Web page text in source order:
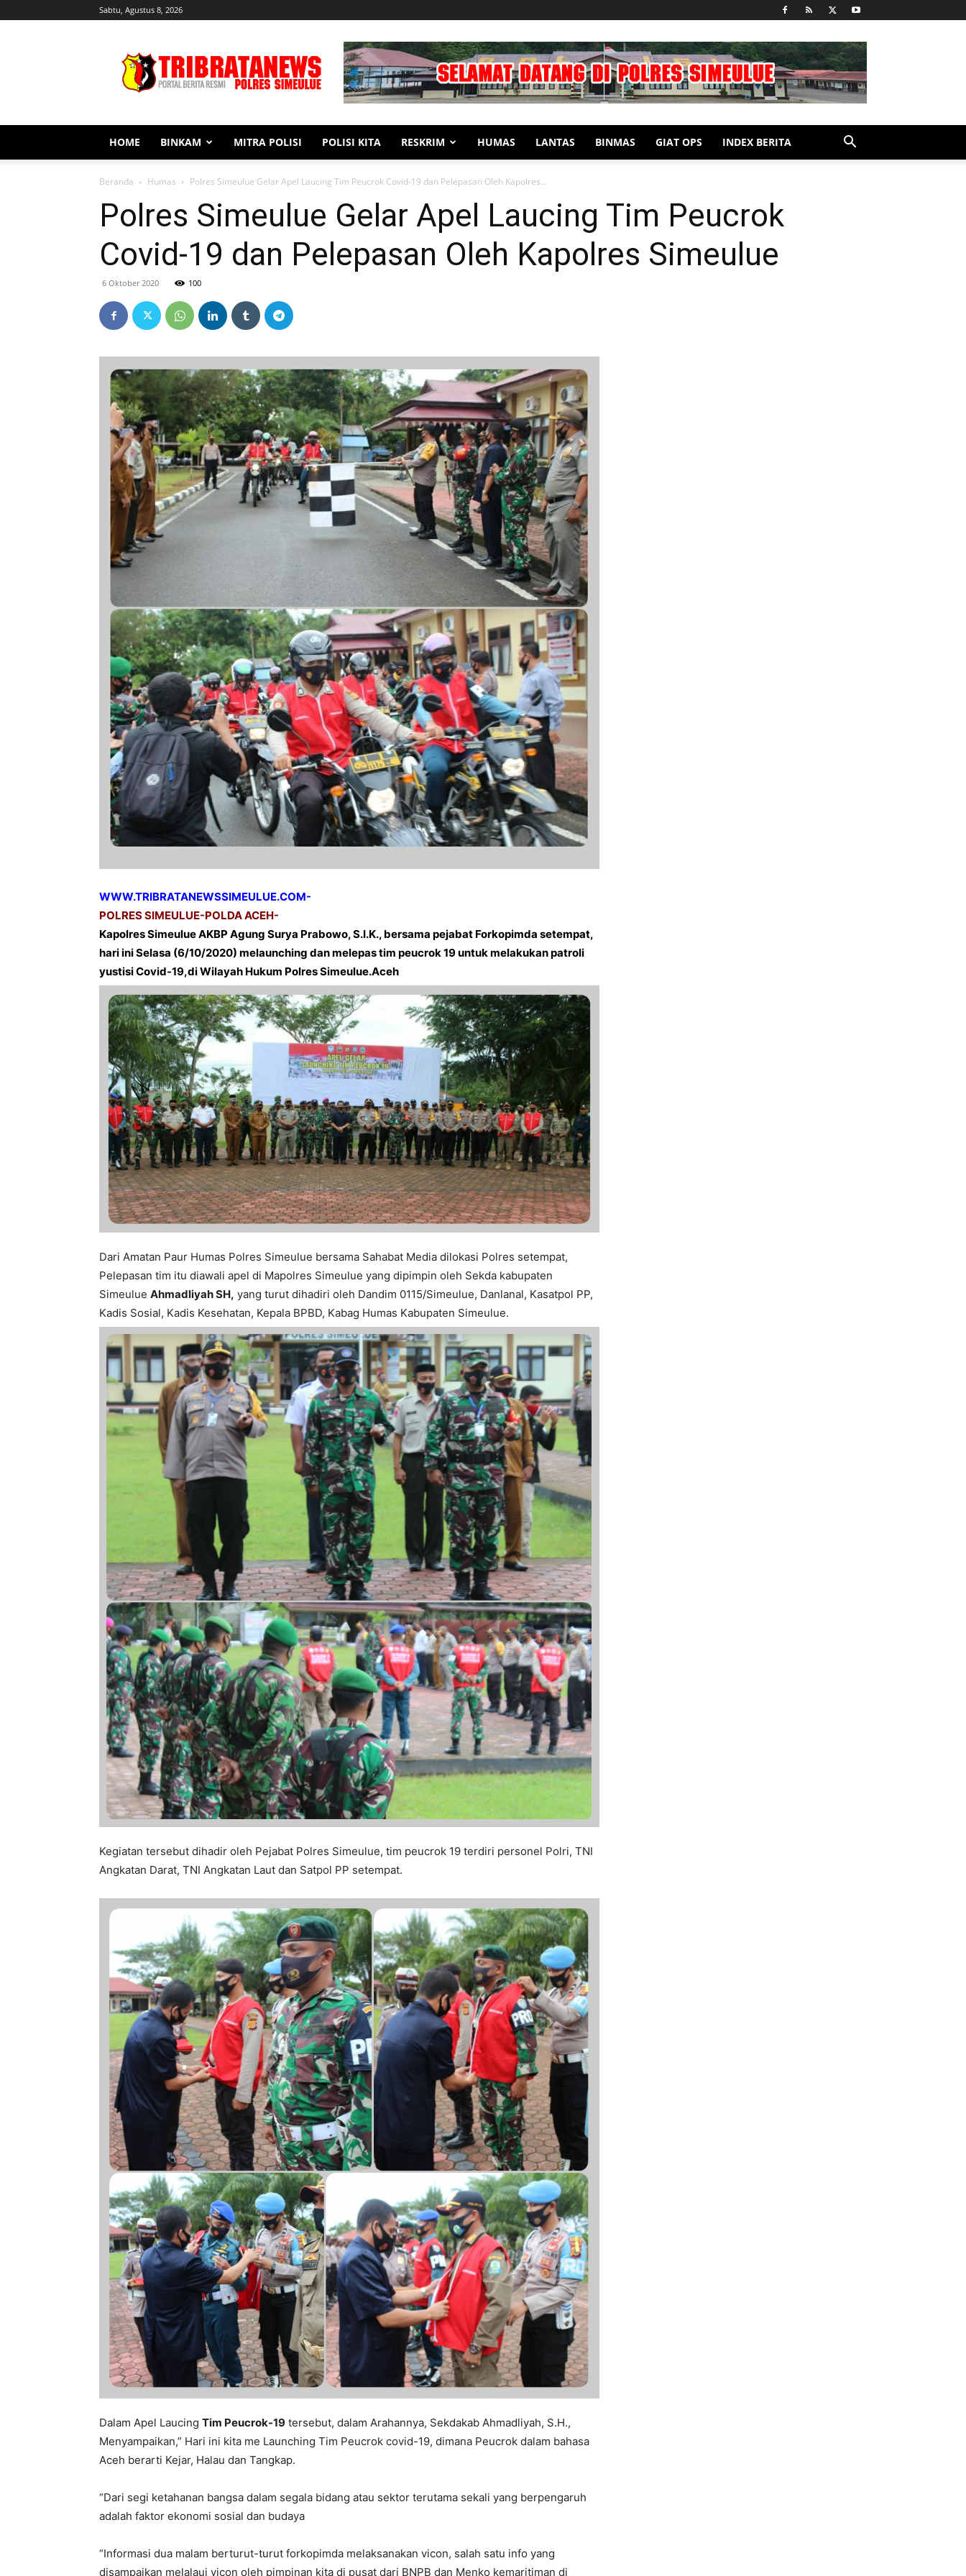
Sabtu, Agustus 8, 2026
Simeulue
HOME BINKAM MITRA POLISI POLISI KITA RESKRIM HUMAS LANTAS BINMAS GIAT OPS INDEX BERITA
Beranda Humas Polres Simeulue Gelar Apel Laucing Tim Peucrok Covid-19 dan Pelepasan Oleh Kapolres...
Polres Simeulue Gelar Apel Laucing Tim Peucrok
Covid-19 dan Pelepasan Oleh Kapolres Simeulue
6 Oktober 2020 100
WWW.TRIBRATANEWSSIMEULUE.COM-
POLRES SIMEULUE-POLDA ACEH-
Kapolres Simeulue AKBP Agung Surya Prabowo, S.I.K., bersama pejabat Forkopimda setempat,
hari ini Selasa (6/10/2020) melaunching dan melepas tim peucrok 19 untuk melakukan patroli
yustisi Covid-19,di Wilayah Hukum Polres Simeulue.Aceh
Dari Amatan Paur Humas Polres Simeulue bersama Sahabat Media dilokasi Polres setempat,
Pelepasan tim itu diawali apel di Mapolres Simeulue yang dipimpin oleh Sekda kabupaten
Simeulue Ahmadliyah SH, yang turut dihadiri oleh Dandim 0115/Simeulue, Danlanal, Kasatpol PP,
Kadis Sosial, Kadis Kesehatan, Kepala BPBD, Kabag Humas Kabupaten Simeulue.
Kegiatan tersebut dihadir oleh Pejabat Polres Simeulue, tim peucrok 19 terdiri personel Polri, TNI
Angkatan Darat, TNI Angkatan Laut dan Satpol PP setempat.
Dalam Apel Laucing Tim Peucrok-19 tersebut, dalam Arahannya, Sekdakab Ahmadliyah, S.H.,
Menyampaikan,” Hari ini kita me Launching Tim Peucrok covid-19, dimana Peucrok dalam bahasa
Aceh berarti Kejar, Halau dan Tangkap.
“Dari segi ketahanan bangsa dalam segala bidang atau sektor terutama sekali yang berpengaruh
adalah faktor ekonomi sosial dan budaya
“Informasi dua malam berturut-turut forkopimda melaksanakan vicon, salah satu info yang
disampaikan melalaui vicon oleh pimpinan kita di pusat dari BNPB dan Menko kemaritiman di